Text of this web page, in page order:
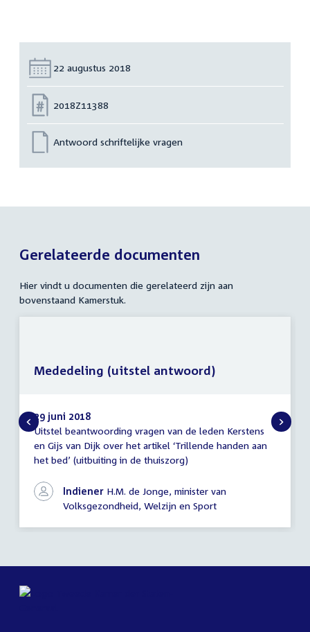
Datum:
22 augustus 2018
Nummer:
2018Z11388
Antwoord schriftelijke vragen
Gerelateerde documenten
Hier vindt u documenten die gerelateerd zijn aan
bovenstaand Kamerstuk.
Mededeling
(uitstel
antwoord)
29 juni 2018
Uitstel beantwoording vragen van de leden Kerstens
en Gijs van Dijk over het artikel ‘Trillende handen aan
het bed’ (uitbuiting in de thuiszorg)
Indiener H.M. de Jonge, minister van
Volksgezondheid, Welzijn en Sport
Mededeling (uitstel antwoord)